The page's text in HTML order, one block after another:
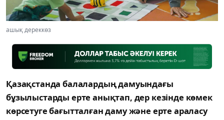
ашық дереккөз
Қазақстанда балалардың дамуындағы
бұзылыстарды ерте анықтап, дер кезінде көмек
көрсетуге бағытталған даму және ерте араласу